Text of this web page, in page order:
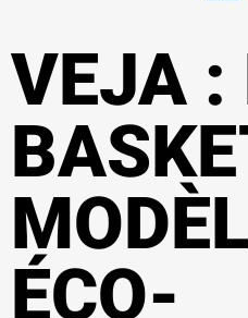
VEJA :
ÉCO-